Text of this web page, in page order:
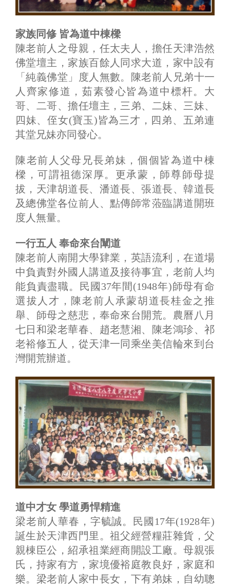
家族同修 皆為道中棟樑
陳老前人之母親，任太夫人，擔任天津浩然
佛堂壇主，家族百餘人同求大道，家中設有
「純義佛堂」度人無數。陳老前人兄弟十一
人齊家修道，茹素發心皆為道中標杆。大
哥、二哥、擔任壇主，三弟、二妹、三妹、
四妹、侄女(寶玉)皆為三才，四弟、五弟連
其堂兄妹亦同發心。
陳老前人父母兄長弟妹，個個皆為道中棟
樑，可謂祖德深厚。更承蒙，師尊師母提
拔，天津胡道長、潘道長、張道長、韓道長
及總佛堂各位前人、點傳師常蒞臨講道開班
度人無量。
一行五人 奉命來台闡道
陳老前人南開大學肄業，英語流利，在道場
中負責對外國人講道及接待事宜，老前人均
能負責盡職。民國37年間(1948年)師母有命
選拔人才，陳老前人承蒙胡道長桂金之推
舉、師母之慈悲，奉命來台開荒。農曆八月
七日和梁老華春、趙老慧湘、陳老鴻珍、祁
老裕修五人，從天津一同乘坐美信輪來到台
灣開荒辦道。
道中才女 學道勇悍精進
梁老前人華春，字毓誠。民國17年(1928年)
誕生於天津西門里。祖父經營糧莊雜貨，父
親棟臣公，紹承祖業經商開設工廠。母親張
氏，持家有方，家境優裕庭教良好，家庭和
樂。梁老前人家中長女，下有弟妹，自幼聰